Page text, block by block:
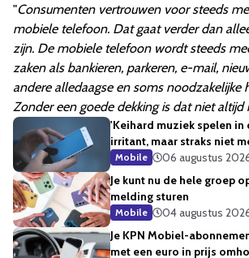
"Consumenten vertrouwen voor steeds
mobiele telefoon. Dat gaat verder dan
zijn. De mobiele telefoon wordt steeds
zaken als bankieren, parkeren, e-mail,
andere alledaagse en soms noodzakelijke
Zonder een goede dekking is dat niet altijd
'Keihard muziek spelen in
irritant, maar straks niet
Mobile
06 augustus
Je kunt nu de hele groep
melding sturen
Mobile
04 augustus
Je KPN Mobiel-
met een euro in prijs